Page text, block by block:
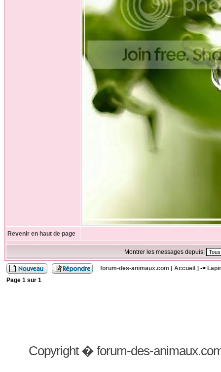
Revenir en haut de page
Montrer les messages depuis:
forum-des-animaux.com [ Accueil ] ->
Page 1sur 1
Copyright � forum-des-